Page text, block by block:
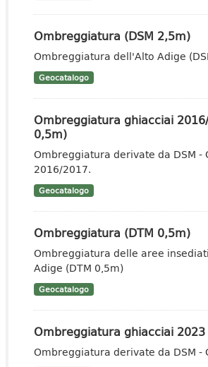
Ombreggiatura (DSM 2,5m)
Ombreggiatura dell'Alto Adige
Geocatalogo
Ombreggiatura ghiacciai
0,5m)
Ombreggiatura derivate da DSM -
2016/2017.
Geocatalogo
Ombreggiatura (DTM 0,5m)
Ombreggiatura delle aree
Adige (DTM 0,5m)
Geocatalogo
Ombreggiatura ghiacciai 2023
Ombreggiatura derivate da DSM -